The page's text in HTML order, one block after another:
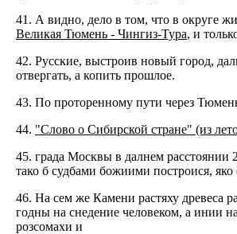
41. А видно, дело в том, что в округе
Великая Тюмень - Чингиз-Тура, и
42. Русские, выстроив новый город,
отвергать, а копить прошлое.
43. По проторенному пути через
44. "Слово о Сибирской стране" (из
45. града Москвы в далнем
тако б судбами божиими построися, яко
46. На сем же Камени растяху древеса
годны на снедение человеком, а инии
розсомахи и